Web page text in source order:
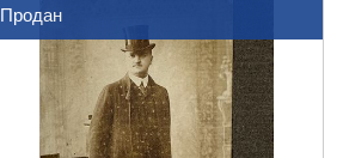
Продан